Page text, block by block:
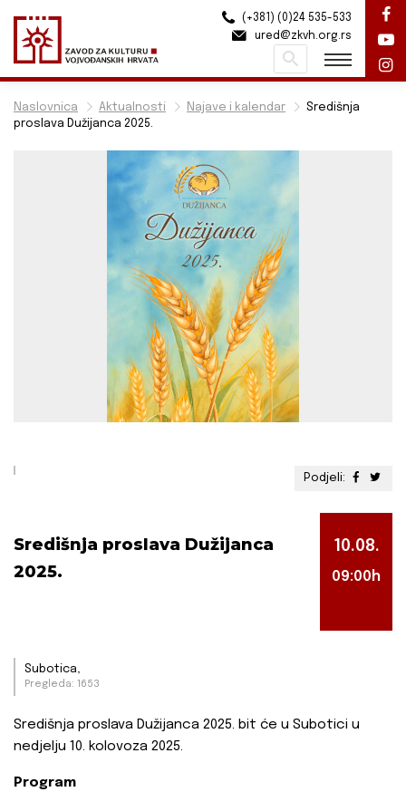
Naslovnica Aktualnosti Najave i kalendar
Središnja
proslava Dužijanca 2025.
Podjeli:
10.08.
09:00h
Središnja proslava Dužijanca
2025.
Subotica,
Pregleda: 1653
Središnja proslava Dužijanca 2025. bit će u Subotici u
nedjelju 10. kolovoza 2025.
Program
(+381) (0)24 535-533
ured@zkvh.org.rs
Pretraži